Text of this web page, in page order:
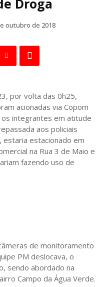
Droga
outubro de 2018
por volta das 0h25,
acionadas via Copom
integrantes em atitude
aos policiais
estaria estacionado em
na Rua 3 de Maio e
fazendo uso de
de monitoramento
PM deslocava, o
sendo abordado na
Campo da Água Verde.